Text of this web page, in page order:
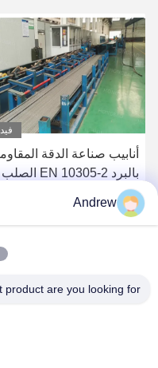
أنابيب صناعة الدقة
بالبرد EN 10305-2 الصلب
المعيار سبيكة الكربون
السيارات
احصل على أفضل
Andrew
product are you looking for?